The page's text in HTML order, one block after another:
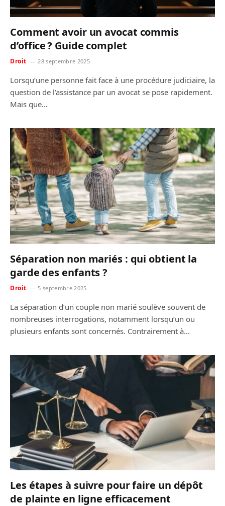
Comment avoir un avocat commis
d’office ? Guide complet
Droit 28 septembre 2025
Lorsqu’une personne fait face à une procédure judiciaire, la
question de l’assistance par un avocat se pose rapidement.
Mais que…
Séparation non mariés : qui obtient la
garde des enfants ?
Droit 5 septembre 2025
La séparation d’un couple non marié soulève souvent de
nombreuses interrogations, notamment lorsqu’un ou
plusieurs enfants sont concernés. Contrairement à…
Les étapes à suivre pour faire un dépôt
de plainte en ligne efficacement